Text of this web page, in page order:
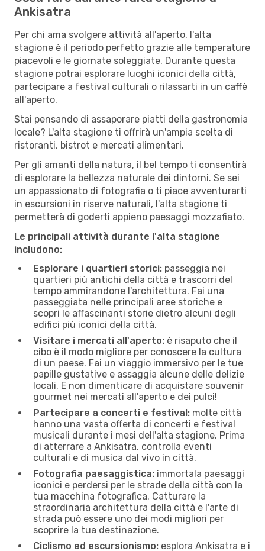
Ankisatra
Per chi ama svolgere attività all'aperto, l'alta
stagione è il periodo perfetto grazie alle temperature
piacevoli e le giornate soleggiate. Durante questa
stagione potrai esplorare luoghi iconici della città,
partecipare a festival culturali o rilassarti in un caffè
all'aperto.
Stai pensando di assaporare piatti della gastronomia
locale? L'alta stagione ti offrirà un'ampia scelta di
ristoranti, bistrot e mercati alimentari.
Per gli amanti della natura, il bel tempo ti consentirà
di esplorare la bellezza naturale dei dintorni. Se sei
un appassionato di fotografia o ti piace avventurarti
in escursioni in riserve naturali, l'alta stagione ti
permetterà di goderti appieno paesaggi mozzafiato.
Le principali attività durante l'alta stagione
includono:
Esplorare i quartieri storici: passeggia nei
quartieri più antichi della città e trascorri del
tempo ammirandone l'architettura. Fai una
passeggiata nelle principali aree storiche e
scopri le affascinanti storie dietro alcuni degli
edifici più iconici della città.
Visitare i mercati all'aperto: è risaputo che il
cibo è il modo migliore per conoscere la cultura
di un paese. Fai un viaggio immersivo per le tue
papille gustative e assaggia alcune delle delizie
locali. E non dimenticare di acquistare souvenir
gourmet nei mercati all'aperto e dei pulci!
Partecipare a concerti e festival: molte città
hanno una vasta offerta di concerti e festival
musicali durante i mesi dell'alta stagione. Prima
di atterrare a Ankisatra, controlla eventi
culturali e di musica dal vivo in città.
Fotografia paesaggistica: immortala paesaggi
iconici e perdersi per le strade della città con la
tua macchina fotografica. Catturare la
straordinaria architettura della città e l'arte di
strada può essere uno dei modi migliori per
scoprire la tua destinazione.
Ciclismo ed escursionismo: esplora Ankisatra e i